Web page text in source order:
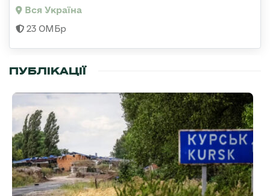
Вся Україна
23 ОМБр
ПУБЛІКАЦІЇ